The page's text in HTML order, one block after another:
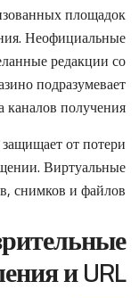
площадок
Неофициальные
редакции со
подразумевает
получения.
от потери
Виртуальные
снимков и файлов.
и URL